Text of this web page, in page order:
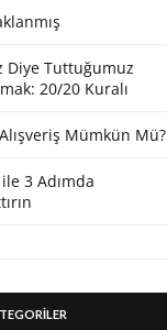
Diye Tuttuğumuz
20/20 Kuralı
Mümkün Mü?
3 Adımda